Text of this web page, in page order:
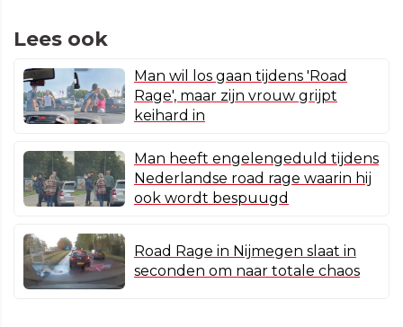
Lees ook
Man wil los gaan tijdens 'Road
Rage', maar zijn vrouw grijpt
keihard in
Man heeft engelengeduld tijdens
Nederlandse road rage waarin hij
ook wordt bespuugd
Road Rage in Nijmegen slaat in
seconden om naar totale chaos